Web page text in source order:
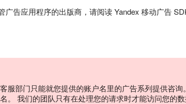
广告应用程序的出版商，请阅读 Yandex 移动广告
服部门只能就您提供的账户名里的广告系列提供咨
。 我们的团队只有在处理您的请求时才能访问您的数